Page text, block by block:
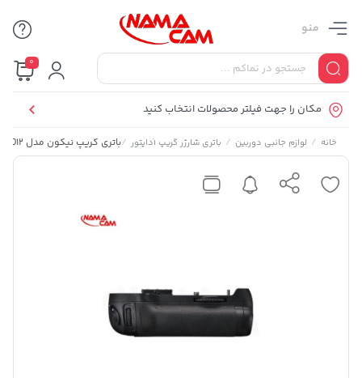
منو
0
مکان را جهت فیلتر محصولات انتخاب کنید
خانه / لوازم جانبی دوربین / باتری شارژر گریپ آداپتور /باتری گریپ نیکون مدل MB-D12